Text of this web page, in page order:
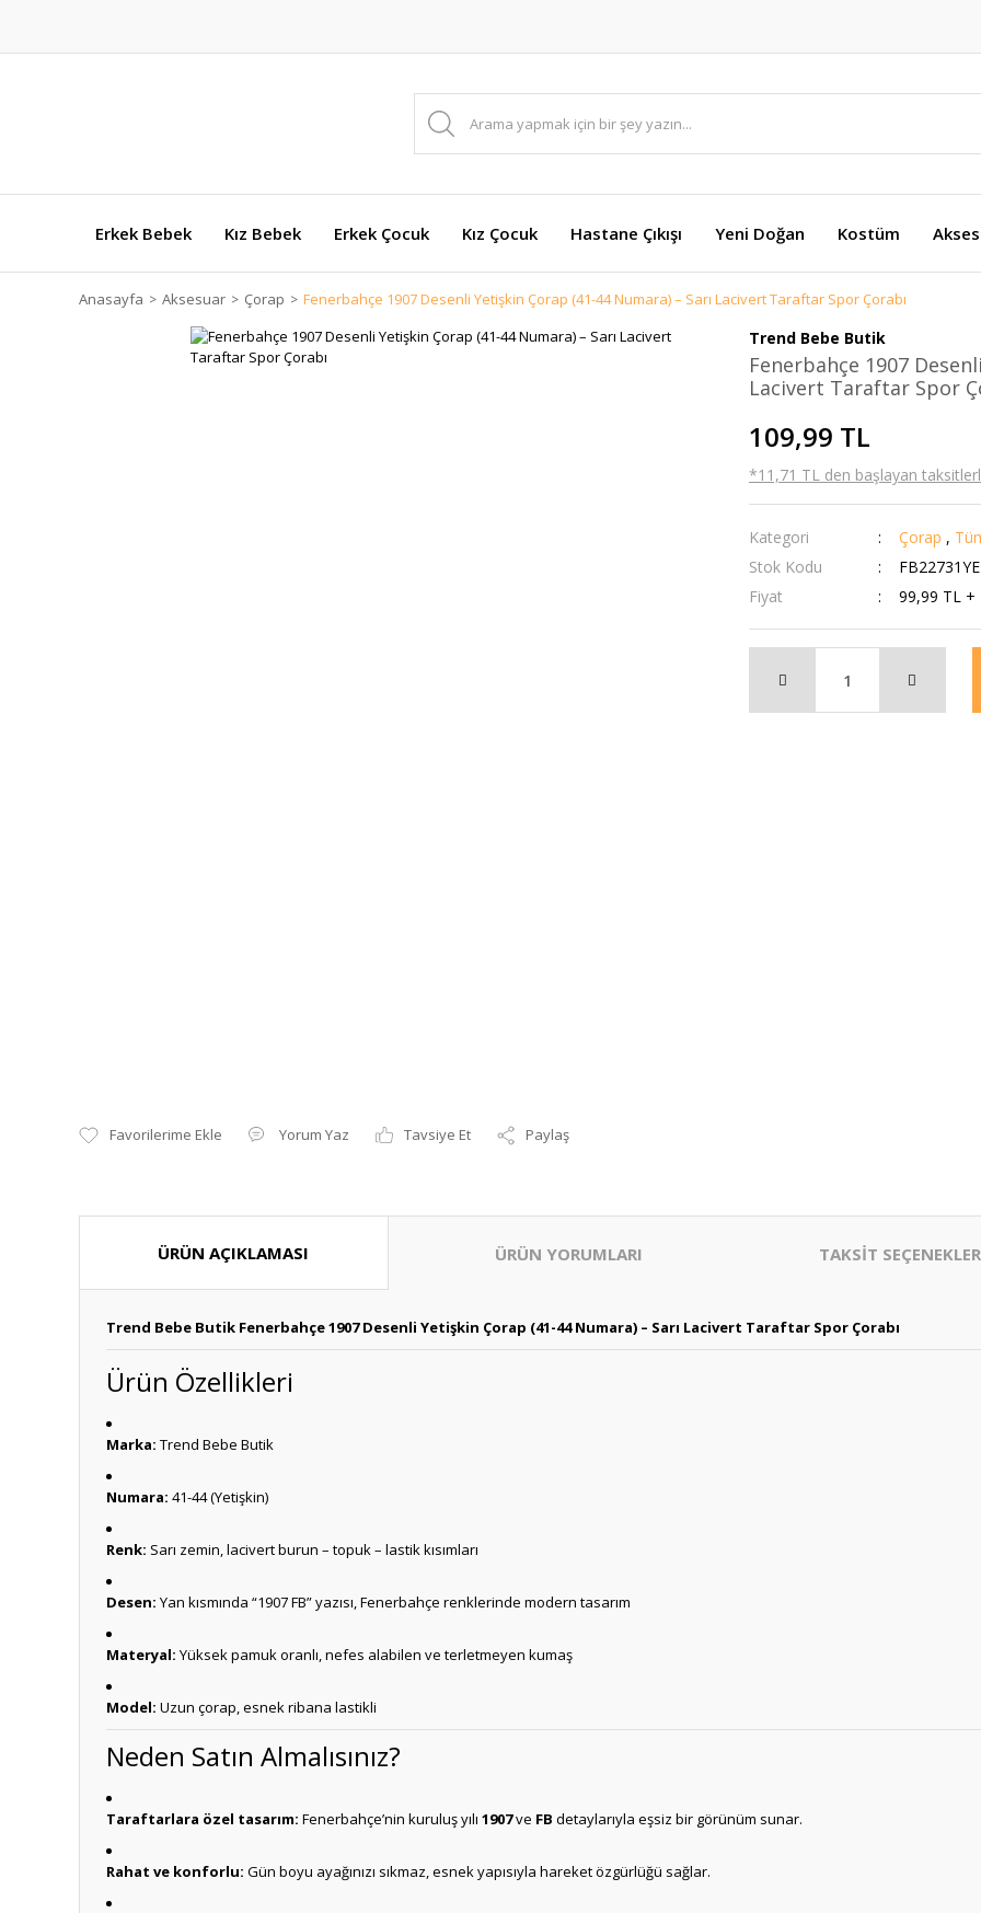
Erkek Bebek Kız Bebek Erkek Çocuk Kız Çocuk Hastane Çıkışı Yeni Doğan Kostüm
Anasayfa Aksesuar Çorap Fenerbahçe 1907 Desenli Yetişkin Çorap (41-44 Numara) – Sarı Lacivert Taraftar Spor Çorabı
Yorum Yaz Tavsiye Et Paylaş
Trend Bebe Butik
Fenerbahçe 1907
Lacivert Taraftar Spor
109,99 TL
*11,71 TL den başlayan
Kategori Çorap ,
Stok Kodu
Fiyat
99,99 TL +
ÜRÜN AÇIKLAMASI ÜRÜN YORUMLARI TAKSİT
Trend Bebe Butik Fenerbahçe 1907 Desenli Yetişkin Çorap (41-44 Numara) – Sarı Lacivert Taraftar Spor Çorabı
Ürün Özellikleri
Marka: Trend Bebe Butik
Numara: 41-44 (Yetişkin)
Renk: Sarı zemin, lacivert burun – topuk – lastik kısımları
Desen: Yan kısmında “1907 FB” yazısı, Fenerbahçe renklerinde modern tasarım
Materyal: Yüksek pamuk oranlı, nefes alabilen ve terletmeyen kumaş
Model: Uzun çorap, esnek ribana lastikli
Neden Satın Almalısınız?
Taraftarlara özel tasarım: Fenerbahçe’nin kuruluş yılı 1907ve FB detaylarıyla eşsiz bir görünüm sunar.
Rahat ve konforlu: Gün boyu ayağınızı sıkmaz, esnek yapısıyla hareket özgürlüğü sağlar.